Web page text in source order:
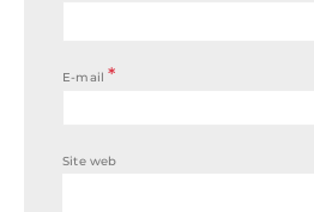
E-mail*
Site web